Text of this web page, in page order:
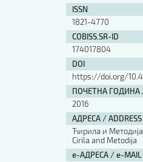
ISSN
1821-4770
COBISS.SR-ID
174017804
DOI
https://doi.org/
ПОЧЕТНА ГОДИНА /
2016
АДРЕСА / ADDRESS
Ћирила и
Cirila and Metodija
е-АДРЕСА / e-MAIL